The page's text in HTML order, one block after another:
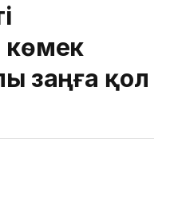
көмек
заңға қол